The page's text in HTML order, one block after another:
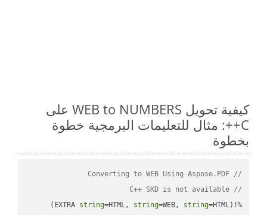
كيفية تحويل WEB to NUMBERS على
C++: مثال للتعليمات البرمجية خطوة
بخطوة
// Converting to WEB Using Aspose.PDF
// C++ SKD is not available
%!(EXTRA
string=HTML, string=WEB, string